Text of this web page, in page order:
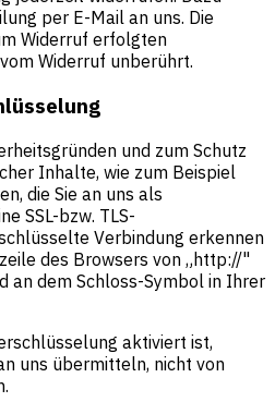
per E-Mail an uns. Die
Widerruf erfolgten
Widerruf unberührt.
und zum Schutz
Inhalte, wie zum Beispiel
die Sie an uns als
SSL-bzw. TLS-
Verbindung erkennen
des Browsers von „http://"
an dem Schloss-Symbol in Ihrer
aktiviert ist,
uns übermitteln, nicht von